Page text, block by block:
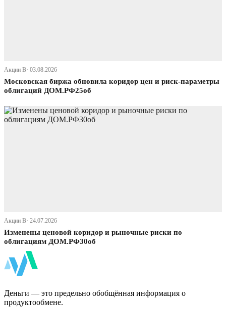
Акции В· 03.08.2026
Московская биржа обновила коридор цен и риск-параметры
облигаций ДОМ.РФ25об
Акции В· 24.07.2026
Изменены ценовой коридор и рыночные риски по
облигациям ДОМ.РФ30об
Деньги — это предельно обобщённая информация о
продуктообмене.